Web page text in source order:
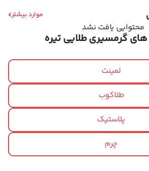
موارد بیشتر
محتوایی یافت نشد
گرمسیری طلایی تیره
لمینت
طلاکوب
پلاستیک
چرم